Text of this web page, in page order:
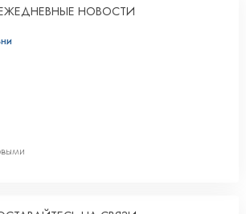
НОВОСТИ